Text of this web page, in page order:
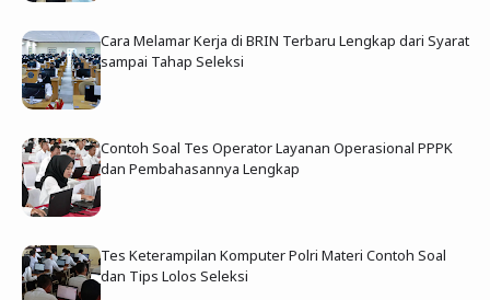
Cara Melamar Kerja di BRIN Terbaru Lengkap dari Syarat
sampai Tahap Seleksi
Contoh Soal Tes Operator Layanan Operasional PPPK
dan Pembahasannya Lengkap
Tes Keterampilan Komputer Polri Materi Contoh Soal
dan Tips Lolos Seleksi